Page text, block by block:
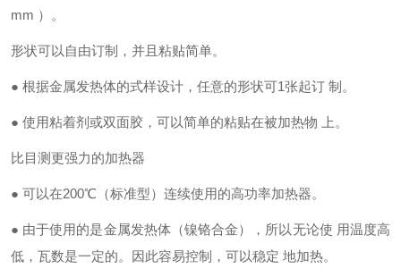
mm ）。
形状可以自由订制，并且粘贴简单。
● 根据金属发热体的式样设计，任意的形状可1张起订 制。
● 使用粘着剂或双面胶，可以简单的粘贴在被加热物 上。
比目测更强力的加热器
● 可以在200℃ （标准型）连续使用的高功率加热器。
● 由于使用的是金属发热体（镍铬合金），所以无论使 用温度高
低，瓦数是一定的。因此容易控制，可以稳定 地加热。